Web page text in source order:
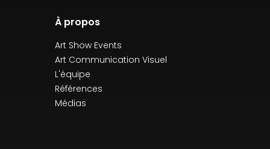
À propos
Art Show Events
Art Communication Visuel
L'équipe
Références
Médias